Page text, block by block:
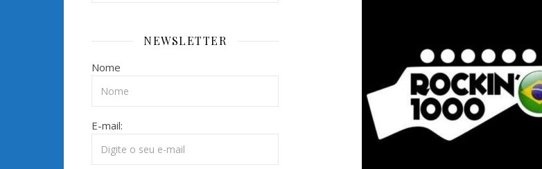
NEWSLETTER
Nome
E-mail: